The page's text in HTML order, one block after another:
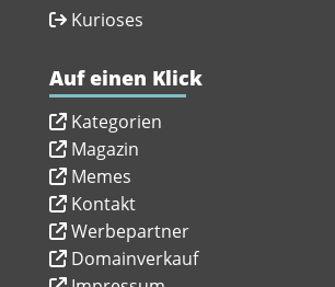
Kurioses
Auf einen Klick
Kategorien
Magazin
Memes
Kontakt
Werbepartner
Domainverkauf